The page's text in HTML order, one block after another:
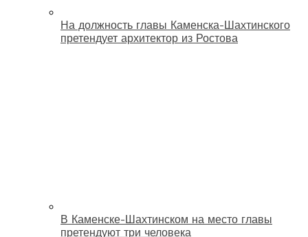
На должность главы Каменска-Шахтинского
претендует архитектор из Ростова
В Каменске-Шахтинском на место главы
претендуют три человека